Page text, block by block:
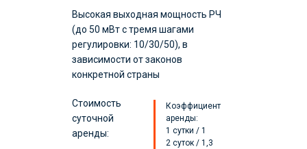
Высокая выходная мощность РЧ
(до 50 мВт с тремя шагами
регулировки: 10/30/50), в
зависимости от законов
конкретной страны
Стоимость
суточной
аренды:
Коэффициент
аренды:
1 сутки / 1
2 суток / 1,3